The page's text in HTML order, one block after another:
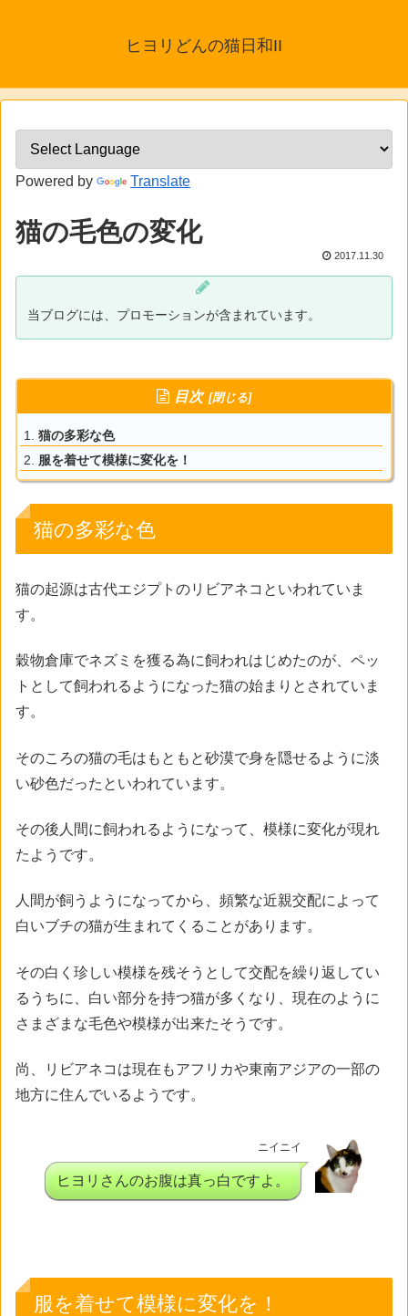
ヒヨリどんの猫日和II
Powered by Translate
猫の毛色の変化
2017.11.30
当ブログには、プロモーションが含まれています。
目次
猫の多彩な色
服を着せて模様に変化を！
猫の多彩な色
猫の起源は古代エジプトのリビアネコといわれていま
す。
穀物倉庫でネズミを獲る為に飼われはじめたのが、ペッ
トとして飼われるようになった猫の始まりとされていま
す。
そのころの猫の毛はもともと砂漠で身を隠せるように淡
い砂色だったといわれています。
その後人間に飼われるようになって、模様に変化が現れ
たようです。
人間が飼うようになってから、頻繁な近親交配によって
白いブチの猫が生まれてくることがあります。
その白く珍しい模様を残そうとして交配を繰り返してい
るうちに、白い部分を持つ猫が多くなり、現在のように
さまざまな毛色や模様が出来たそうです。
尚、リビアネコは現在もアフリカや東南アジアの一部の
地方に住んでいるようです。
ニイニイ
ヒヨリさんのお腹は真っ白ですよ。
服を着せて模様に変化を！